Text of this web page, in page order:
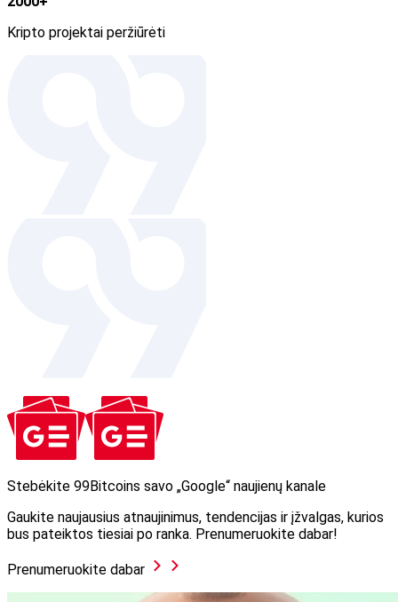
Kripto projektai peržiūrėti
Stebėkite 99Bitcoins savo „Google“ naujienų kanale
Gaukite naujausius atnaujinimus, tendencijas ir įžvalgas, kurios
bus pateiktos tiesiai po ranka. Prenumeruokite dabar!
Prenumeruokite dabar